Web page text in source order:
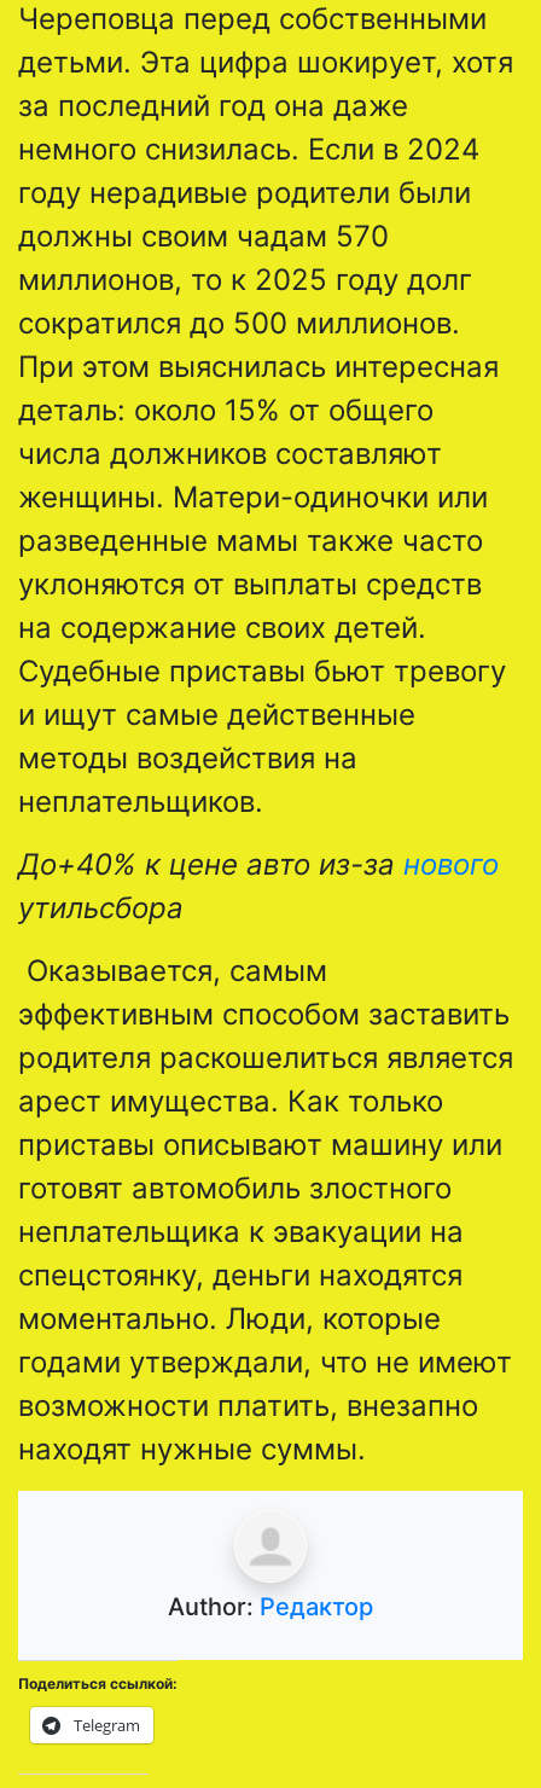
Череповца перед собственными
детьми. Эта цифра шокирует, хотя
за последний год она даже
немного снизилась. Если в 2024
году нерадивые родители были
должны своим чадам 570
миллионов, то к 2025 году долг
сократился до 500 миллионов.
При этом выяснилась интересная
деталь: около 15% от общего
числа должников составляют
женщины. Матери-одиночки или
разведенные мамы также часто
уклоняются от выплаты средств
на содержание своих детей.
Судебные приставы бьют тревогу
и ищут самые действенные
методы воздействия на
неплательщиков.
До+40% к цене авто из-за нового
утильсбора
Оказывается, самым
эффективным способом заставить
родителя раскошелиться является
арест имущества. Как только
приставы описывают машину или
готовят автомобиль злостного
неплательщика к эвакуации на
спецстоянку, деньги находятся
моментально. Люди, которые
годами утверждали, что не имеют
возможности платить, внезапно
находят нужные суммы.
Author: Редактор
Поделиться ссылкой:
Telegram